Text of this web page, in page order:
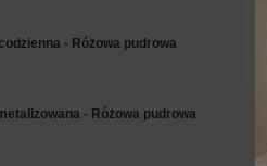
- Różowa pudrowa
- Różowa pudrowa